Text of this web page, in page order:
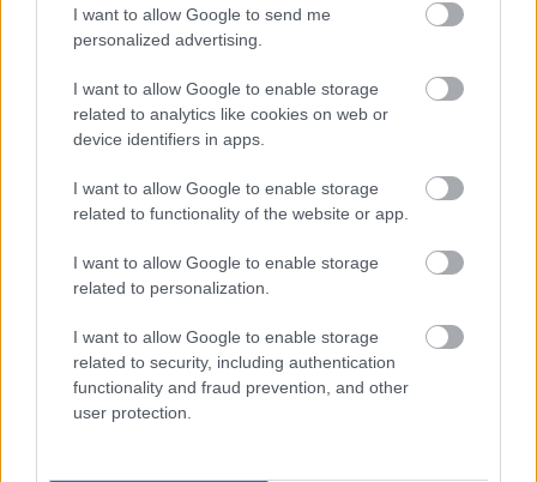
I want to allow Google to send me
personalized advertising.
I want to allow Google to enable storage
related to analytics like cookies on web or
device identifiers in apps.
I want to allow Google to enable storage
related to functionality of the website or app.
I want to allow Google to enable storage
related to personalization.
I want to allow Google to enable storage
related to security, including authentication
functionality and fraud prevention, and other
user protection.
Jānis Spīčs
2021. gada 27. maijs
Juhnas 26.05.2021 13:58:55 Vis smieklīgākais un
vis nožēlojamākais ir tas, ka latviešu grūstošā
parlamenta politiķi ir paši aktīvākie cīnītāji visā
Baltkrievijā. Kas notiks kad nākošgad Pasaules
Latvijas karogu un uzliks LPSRS karogu Tad tādi kā
tu Spolītis gaudosiet kā šakāļi dabūjuši lodi
pēcpusē?!!! Bļausiet pēc demokrātijas. Tikai jums ir
tiesības izteikt savu liberālo sektu pārliecību?!!!